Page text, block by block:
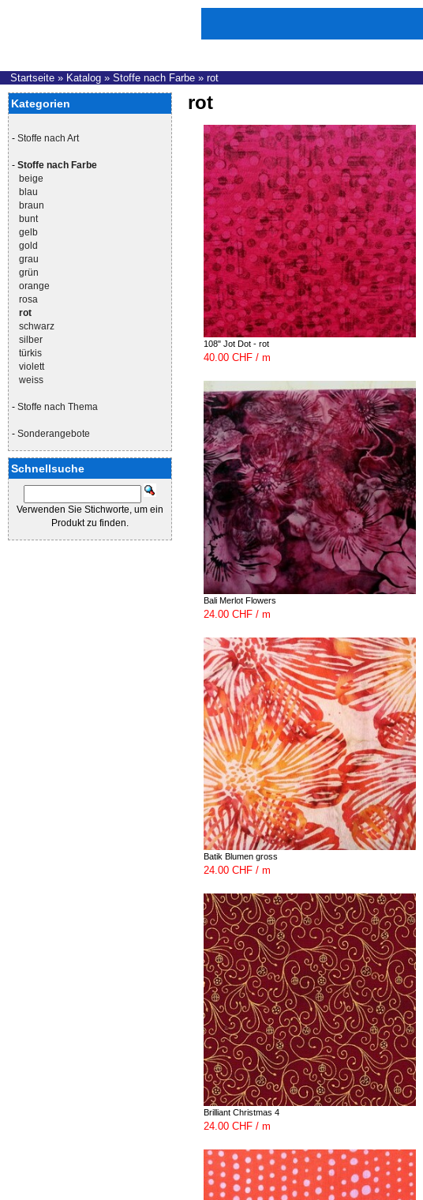
Startseite » Katalog » Stoffe nach Farbe » rot
Kategorien
- Stoffe nach Art
- Stoffe nach Farbe
beige
blau
braun
bunt
gelb
gold
grau
grün
orange
rosa
rot
schwarz
silber
türkis
violett
weiss
- Stoffe nach Thema
- Sonderangebote
Schnellsuche
Verwenden Sie Stichworte, um ein
Produkt zu finden.
rot
108" Jot Dot - rot
40.00 CHF / m
Bali Merlot Flowers
24.00 CHF / m
Batik Blumen gross
24.00 CHF / m
Brilliant Christmas 4
24.00 CHF / m